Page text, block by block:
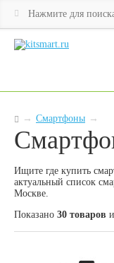
→ Смартфоны →
Ищите где купить
актуальный список
Москве.
Показано 30 товаров